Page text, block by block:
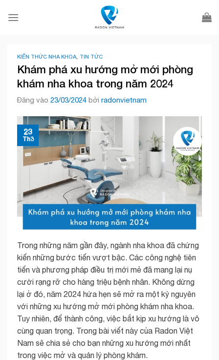
qua
KIẾN THỨC NHA KHOA TIN TỨC
Khám phá xu hướng mở mới phòng
khám nha khoa trong năm 2024
Đăng vào 23/03/2024 bởi radonvietnam
23
Th3
Trong những năm gần đây, ngành nha khoa đã chứng
kiến những bước tiến vượt bậc. Các công nghệ tiên
tiến và phương pháp điều trị mới mẻ đã mang lại nụ
cười rạng rỡ cho hàng triệu bệnh nhân. Không dừng
lại ở đó, năm 2024 hứa hẹn sẽ mở ra một kỷ nguyên
với những xu hướng mở mới phòng khám nha khoa.
Tuy nhiên, để thành công, việc bắt kịp xu hướng là vô
cùng quan trọng. Trong bài viết này của Radon Việt
Nam sẽ chia sẻ cho bạn những xu hướng mới nhất
trong việc mở và quản lý phòng khám.